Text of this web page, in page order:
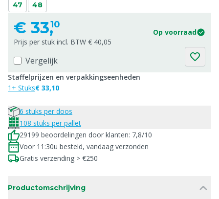
47
48
€ 33,10
Op voorraad
Prijs per stuk incl. BTW € 40,05
Vergelijk
Staffelprijzen en verpakkingseenheden
1+ Stuks€ 33,10
6 stuks per doos
108 stuks per pallet
29199 beoordelingen door klanten: 7,8/10
Voor 11:30u besteld, vandaag verzonden
Gratis verzending > €250
Productomschrijving